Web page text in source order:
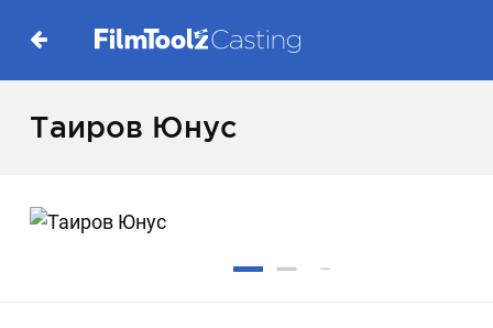
Таиров Юнус